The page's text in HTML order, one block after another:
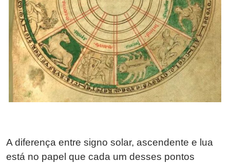
A diferença entre signo solar, ascendente e lua
está no papel que cada um desses pontos